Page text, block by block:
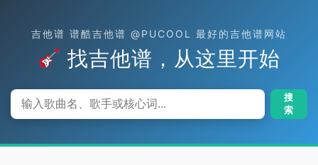
吉他谱 谱酷吉他谱 @PUCOOL 最好的吉他谱网站
找吉他谱，从这里开始
搜
索